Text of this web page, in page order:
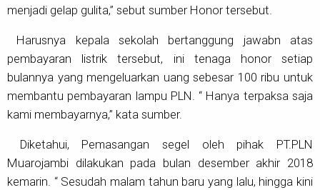
menjadi gelap gulita,” sebut sumber Honor tersebut.
Harusnya kepala sekolah bertanggung jawabn atas
pembayaran listrik tersebut, ini tenaga honor setiap
bulannya yang mengeluarkan uang sebesar 100 ribu untuk
membantu pembayaran lampu PLN. “ Hanya terpaksa saja
kami membayarnya,” kata sumber.
Diketahui, Pemasangan segel oleh pihak PT.PLN
Muarojambi dilakukan pada bulan desember akhir 2018
kemarin. “ Sesudah malam tahun baru yang lalu, hingga kini